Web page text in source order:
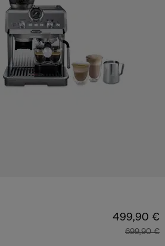
499,90 €
699,90 €